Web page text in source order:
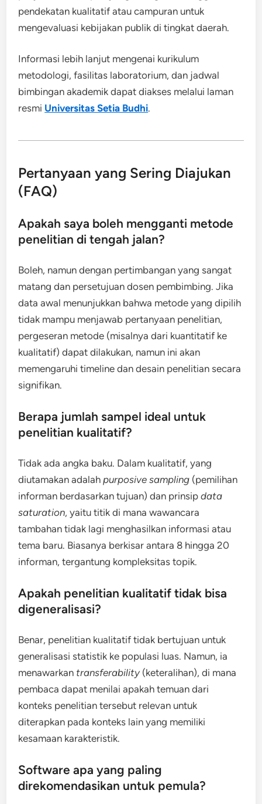
pendekatan kualitatif atau campuran untuk
mengevaluasi kebijakan publik di tingkat daerah.
Informasi lebih lanjut mengenai kurikulum
metodologi, fasilitas laboratorium, dan jadwal
bimbingan akademik dapat diakses melalui laman
resmi Universitas Setia Budhi.
Pertanyaan yang Sering Diajukan
(FAQ)
Apakah saya boleh mengganti metode
penelitian di tengah jalan?
Boleh, namun dengan pertimbangan yang sangat
matang dan persetujuan dosen pembimbing. Jika
data awal menunjukkan bahwa metode yang dipilih
tidak mampu menjawab pertanyaan penelitian,
pergeseran metode (misalnya dari kuantitatif ke
kualitatif) dapat dilakukan, namun ini akan
memengaruhi timeline dan desain penelitian secara
signifikan.
Berapa jumlah sampel ideal untuk
penelitian kualitatif?
Tidak ada angka baku. Dalam kualitatif, yang
diutamakan adalahpurposive sampling (pemilihan
informan berdasarkan tujuan) dan prinsipdata
saturation, yaitu titik di mana wawancara
tambahan tidak lagi menghasilkan informasi atau
tema baru. Biasanya berkisar antara 8 hingga 20
informan, tergantung kompleksitas topik.
Apakah penelitian kualitatif tidak bisa
digeneralisasi?
Benar, penelitian kualitatif tidak bertujuan untuk
generalisasi statistik ke populasi luas. Namun, ia
menawarkan transferability(keteralihan), di mana
pembaca dapat menilai apakah temuan dari
konteks penelitian tersebut relevan untuk
diterapkan pada konteks lain yang memiliki
kesamaan karakteristik.
Software apa yang paling
direkomendasikan untuk pemula?